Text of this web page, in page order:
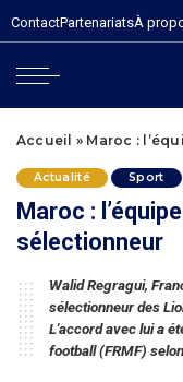
ContactPartenariatsÀ
Accueil » Maroc :
Actualité Sport
Maroc :
sélectionneur
Walid Regragui,
sélectionneur des
L'accord avec lui a
football (FRMF)